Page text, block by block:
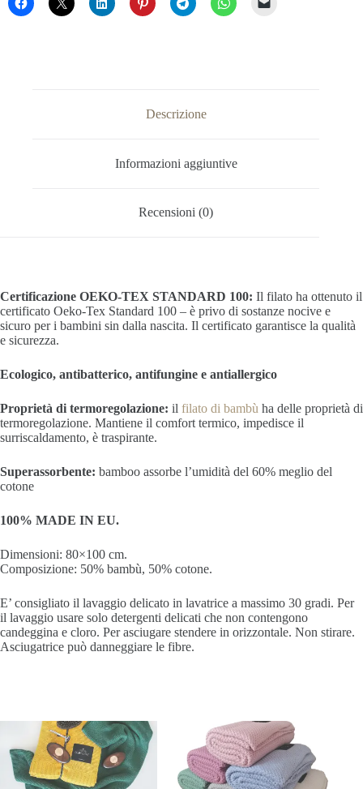
Stagioni
Descrizione
Informazioni aggiuntive
Recensioni (0)
Certificazione OEKO-TEX STANDARD 100: Il filato ha ottenuto il
certificato Oeko-Tex Standard 100 – è privo di sostanze nocive e
sicuro per i bambini sin dalla nascita. Il certificato garantisce la qualità
e sicurezza.
Ecologico, antibatterico, antifungine e antiallergico
Proprietà di termoregolazione: il filato di bambù ha delle proprietà di
termoregolazione. Mantiene il comfort termico, impedisce il
surriscaldamento, è traspirante.
Superassorbente: bamboo assorbe l’umidità del 60% meglio del
cotone
100% MADE IN EU.
Dimensioni: 80×100 cm.
Composizione: 50% bambù, 50% cotone.
E’ consigliato il lavaggio delicato in lavatrice a massimo 30 gradi. Per
il lavaggio usare solo detergenti delicati che non contengono
candeggina e cloro. Per asciugare stendere in orizzontale. Non stirare.
Asciugatrice può danneggiare le fibre.